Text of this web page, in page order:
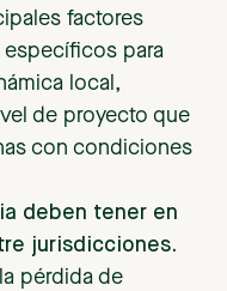
factores
para
local,
de proyecto que
con condiciones
deben tener en
jurisdicciones.
pérdida de